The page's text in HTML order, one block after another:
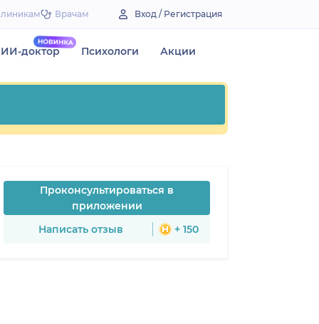
Врачам Вход / Регистрация
ИИ-доктор Психологи Акции
Проконсультироваться в
приложении
Написать отзыв
+ 150